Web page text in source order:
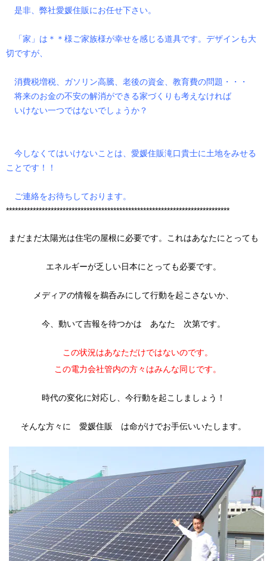
是非、弊社愛媛住販にお任せ下さい。
「家」は＊＊様ご家族様が幸せを感じる道具です。デザインも大
切ですが、
消費税増税、ガソリン高騰、老後の資金、教育費の問題・・・
将来のお金の不安の解消ができる家づくりも考えなければ
いけない一つではないでしょうか？
今しなくてはいけないことは、愛媛住販滝口貴士に土地をみせる
ことです！！
ご連絡をお待ちしております。
***************************************************************************
まだまだ太陽光は住宅の屋根に必要です。これはあなたにとっても
エネルギーが乏しい日本にとっても必要です。
メディアの情報を鵜呑みにして行動を起こさないか、
今、動いて吉報を待つかは あなた 次第です。
この状況はあなただけではないのです。
この電力会社管内の方々はみんな同じです。
時代の変化に対応し、今行動を起こしましょう！
そんな方々に 愛媛住販 は命がけでお手伝いいたします。